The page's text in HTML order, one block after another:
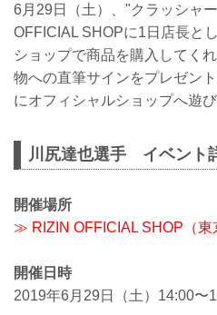
6月29日（土）、"クラッシャ
OFFICIAL SHOPに1日店長と
ショップで商品を購入してく
物への直筆サインをプレゼン
にオフィシャルショップへ遊び
川尻達也選手 イベント
開催場所
≫ RIZIN OFFICIAL SHOP（東
開催日時
2019年6月29日（土）14:00〜